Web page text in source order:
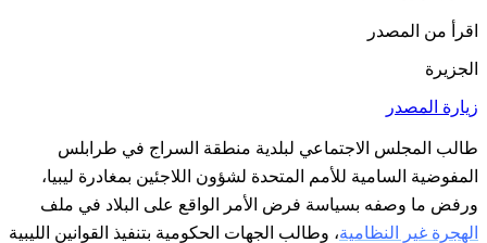
اقرأ من المصدر
الجزيرة
زيارة المصدر
طالب المجلس الاجتماعي لبلدية منطقة السراج في طرابلس
المفوضية السامية للأمم المتحدة لشؤون اللاجئين بمغادرة ليبيا،
ورفض ما وصفه بسياسة فرض الأمر الواقع على البلاد في ملف
الهجرة غير النظامية، وطالب الجهات الحكومية بتنفيذ القوانين الليبية